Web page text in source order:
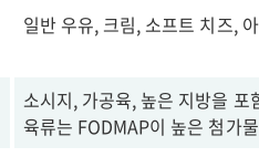
일반 우유, 크림, 소프트 치즈,
소시지, 가공육, 높은 지방을 포
육류는 FODMAP이 높은 첨가